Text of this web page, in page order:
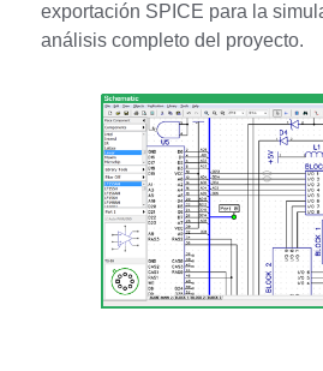
exportación SPICE para la
análisis completo del proyecto.